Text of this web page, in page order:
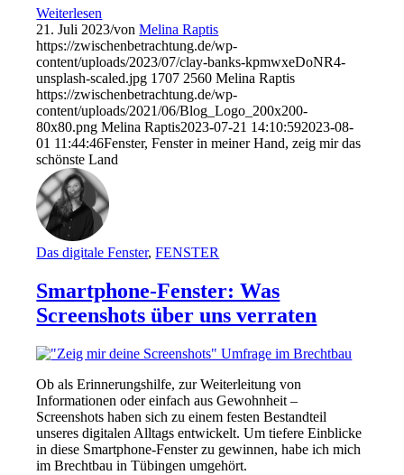
Weiterlesen
21. Juli 2023/vonMelina Raptis
https://zwischenbetrachtung.de/wp-
content/uploads/2023/07/clay-banks-kpmwxeDoNR4-
unsplash-scaled.jpg 1707 2560 Melina Raptis
https://zwischenbetrachtung.de/wp-
content/uploads/2021/06/Blog_Logo_200x200-
80x80.png Melina Raptis2023-07-21 14:10:592023-08-
01 11:44:46Fenster, Fenster in meiner Hand, zeig mir das
schönste Land
Das digitale Fenster,FENSTER
Smartphone-Fenster: Was
Screenshots über uns verraten
Ob als Erinnerungshilfe, zur Weiterleitung von
Informationen oder einfach aus Gewohnheit –
Screenshots haben sich zu einem festen Bestandteil
unseres digitalen Alltags entwickelt. Um tiefere Einblicke
in diese Smartphone-Fenster zu gewinnen, habe ich mich
im Brechtbau in Tübingen umgehört.